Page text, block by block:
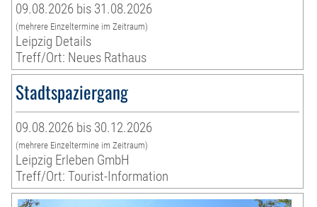
09.08.2026 bis 31.08.2026
(mehrere Einzeltermine im Zeitraum)
Leipzig Details
Treff/Ort: Neues Rathaus
Stadtspaziergang
09.08.2026 bis 30.12.2026
(mehrere Einzeltermine im Zeitraum)
Leipzig Erleben GmbH
Treff/Ort: Tourist-Information